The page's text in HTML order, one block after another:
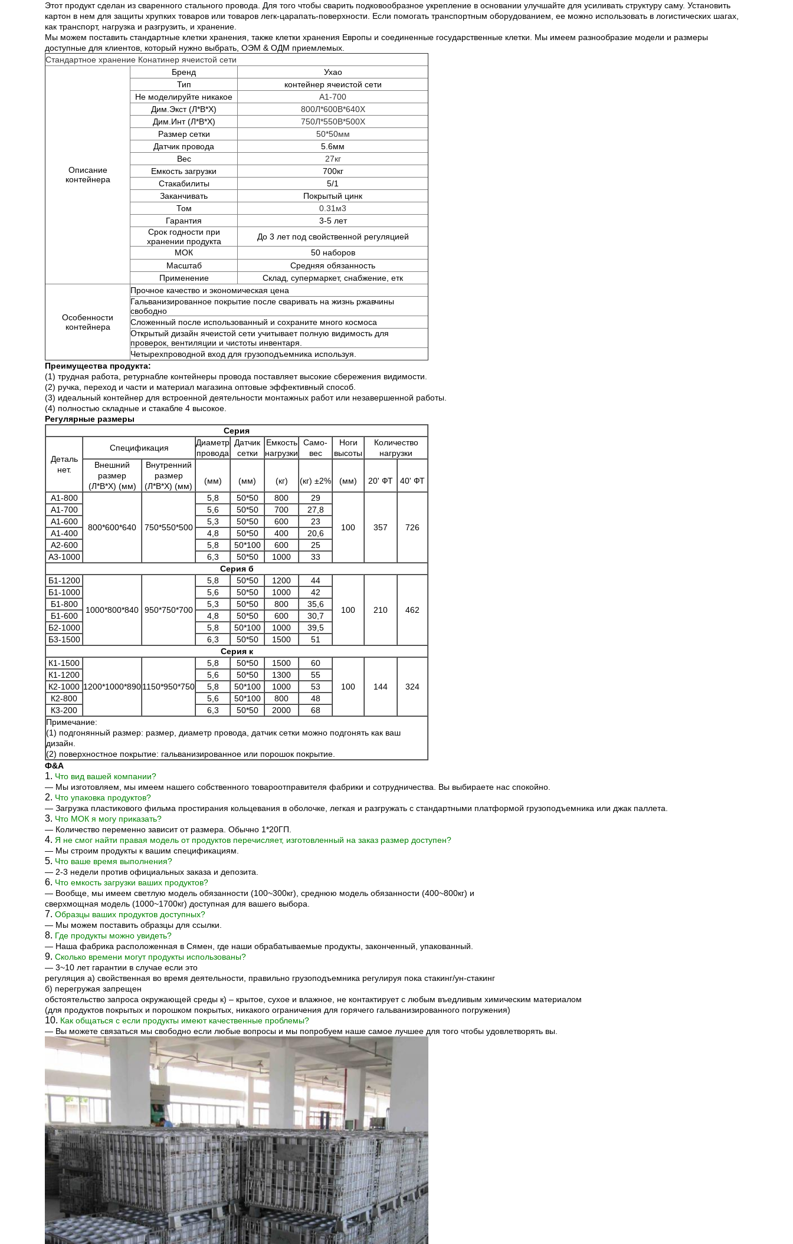
Этот продукт сделан из сваренного стального провода. Для того чтобы сварить подковообразное укрепление в основании улучшайте для усиливать структуру саму. Установить
картон в нем для защиты хрупких товаров или товаров легк-царапать-поверхности. Если помогать транспортным оборудованием, ее можно использовать в логистических шагах,
как транспорт, нагрузка и разгрузить, и хранение.
Мы можем поставить стандартные клетки хранения, также клетки хранения Европы и соединенные государственные клетки. Мы имеем разнообразие модели и размеры
доступные для клиентов, который нужно выбрать, ОЭМ & ОДМ приемлемых.
Стандартное хранение Конатинер ячеистой сети
Описание
контейнера
Бренд
Ухао
Тип
контейнер ячеистой сети
Не моделируйте никакое
А1-700
Дим.Экст (Л*В*Х)
800Л*600В*640Х
Дим.Инт (Л*В*Х)
750Л*550В*500Х
Размер сетки
50*50мм
Датчик провода
5.6мм
Вес
27кг
Емкость загрузки
700кг
Стакабилиты
5/1
Заканчивать
Покрытый цинк
Том
0.31м3
Гарантия
3-5 лет
Срок годности при
хранении продукта
До 3 лет под свойственной регуляцией
МОК
50 наборов
Масштаб
Средняя обязанность
Применение
Склад, супермаркет, снабжение, етк
Особенности
контейнера
Прочное качество и экономическая цена
Гальванизированное покрытие после сваривать на жизнь ржавчины
свободно
Сложенный после использованный и сохраните много космоса
Открытый дизайн ячеистой сети учитывает полную видимость для
проверок, вентиляции и чистоты инвентаря.
Четырехпроводной вход для грузоподъемника используя.
Преимущества продукта:
(1) трудная работа, ретурнабле контейнеры провода поставляет высокие сбережения видимости.
(2) ручка, переход и части и материал магазина оптовые эффективный способ.
(3) идеальный контейнер для встроенной деятельности монтажных работ или незавершенной работы.
(4) полностью складные и стакабле 4 высокое.
Регулярные размеры
Серия
Деталь
нет.
Спецификация
Диаметр
провода
Датчик
сетки
Емкость
нагрузки
Само-
вес
Ноги
высоты
Количество
нагрузки
Внешний
размер
(Л*В*Х) (мм)
Внутренний
размер
(Л*В*Х) (мм)
(мм) (мм) (кг) (кг) ±2% (мм) 20' ФТ
40' ФТ
А1-800
800*600*640 750*550*500
5,8 50*50 800 29
100 357 726
А1-700 5,6 50*50 700
27,8
А1-600
5,3 50*50 600
23
А1-400
4,8 50*50 400
20,6
А2-600
5,8 50*100 600
25
А3-1000
6,3 50*50 1000
33
Серия б
Б1-1200
1000*800*840 950*750*700
5,8 50*50 1200 44
100 210 462
Б1-1000 5,6 50*50 1000
42
Б1-800
5,3 50*50 800
35,6
Б1-600
4,8 50*50 600
30,7
Б2-1000
5,8 50*100 1000
39,5
Б3-1500
6,3 50*50 1500
51
Серия к
К1-1500
1200*1000*8901150*950*750
5,8 50*50 1500 60
100 144 324
К1-1200 5,6 50*50 1300
55
К2-1000
5,8 50*100 1000
53
К2-800
5,6 50*100 800
48
К3-200
6,3 50*50 2000
68
Примечание:
(1) подгонянный размер: размер, диаметр провода, датчик сетки можно подгонять как ваш
дизайн.
(2) поверхностное покрытие: гальванизированное или порошок покрытие.
Ф&А
1. Что вид вашей компании?
— Мы изготовляем, мы имеем нашего собственного товароотправителя фабрики и сотрудничества. Вы выбираете нас спокойно.
2. Что упаковка продуктов?
— Загрузка пластикового фильма простирания кольцевания в оболочке, легкая и разгружать с стандартными платформой грузоподъемника или джак паллета.
3. Что МОК я могу приказать?
— Количество переменно зависит от размера. Обычно 1*20ГП.
4. Я не смог найти правая модель от продуктов перечисляет, изготовленный на заказ размер доступен?
— Мы строим продукты к вашим спецификациям.
5. Что ваше время выполнения?
— 2-3 недели против официальных заказа и депозита.
6. Что емкость загрузки ваших продуктов?
— Вообще, мы имеем светлую модель обязанности (100~300кг), среднюю модель обязанности (400~800кг) и
сверхмощная модель (1000~1700кг) доступная для вашего выбора.
7. Образцы ваших продуктов доступных?
— Мы можем поставить образцы для ссылки.
8. Где продукты можно увидеть?
— Наша фабрика расположенная в Сямен, где наши обрабатываемые продукты, законченный, упакованный.
9. Сколько времени могут продукты использованы?
— 3~10 лет гарантии в случае если это
регуляция а) свойственная во время деятельности, правильно грузоподъемника регулируя пока стакинг/ун-стакинг
б) перегружая запрещен
обстоятельство запроса окружающей среды к) – крытое, сухое и влажное, не контактирует с любым въедливым химическим материалом
(для продуктов покрытых и порошком покрытых, никакого ограничения для горячего гальванизированного погружения)
10. Как общаться с если продукты имеют качественные проблемы?
— Вы можете связаться мы свободно если любые вопросы и мы попробуем наше самое лучшее для того чтобы удовлетворять вы.